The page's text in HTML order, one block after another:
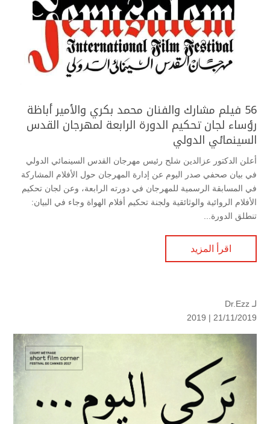
56 فيلم مشارك والفنان محمد بكري والأمير أباظة
رؤساء لجان تحكيم الدورة الرابعة لمهرجان القدس
السينمائي الدولي
أعلن الدكتور عزالدين شلح رئيس مهرجان القدس السينمائي الدولي
في بيان صحفي صدر اليوم عن إدارة المهرجان حول الأفلام المشاركة
في المسابقة الرسمية للمهرجان في دورته الرابعة، وعن لجان تحكيم
الأفلام الروائية والوثائقية ولجنة تحكيم أفلام الهواة وجاء في البيان:
تنطلق الدورة...
اقرأ المزيد
لـ Dr.Ezz
21/11/2019 |
2019